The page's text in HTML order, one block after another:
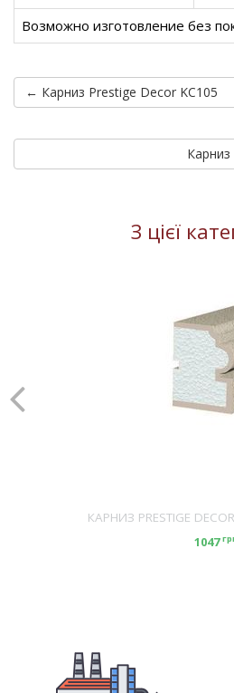
Возможно изготовление без
← Карниз Prestige Decor KC105
З цієї
КАРНИЗ PRESTIGE
1047